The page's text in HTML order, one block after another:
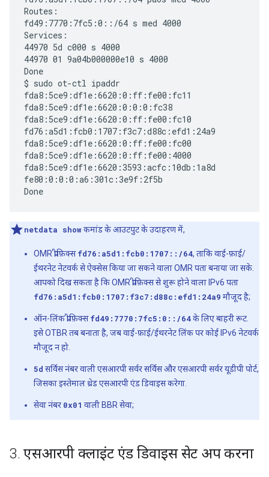
Routes:
fd49:7770:7fc5:0::/64 s med 4000
Services:
44970 5d c000 s 4000
44970 01 9a04b000000e10 s 4000
Done
$ sudo ot-ctl ipaddr
fda8:5ce9:df1e:6620:0:ff:fe00:fc11
fda8:5ce9:df1e:6620:0:0:0:fc38
fda8:5ce9:df1e:6620:0:ff:fe00:fc10
fd76:a5d1:fcb0:1707:f3c7:d88c:efd1:24a9
fda8:5ce9:df1e:6620:0:ff:fe00:fc00
fda8:5ce9:df1e:6620:0:ff:fe00:4000
fda8:5ce9:df1e:6620:3593:acfc:10db:1a8d
fe80:0:0:0:a6:301c:3e9f:2f5b
netdata showकमांड के आउटपुट के उदाहरण में,
OMR प्रीफ़िक्सfd76:a5d1:fcb0:1707::/64, ताकि वाई-फ़ाई/
ईथरनेट नेटवर्क से ऐक्सेस किया जा सकने वाला OMR पता बनाया जा सके.
आपको दिख सकता है कि OMR प्रीफ़िक्स से शुरू होने वाला IPv6 पता
fd76:a5d1:fcb0:1707:f3c7:d88c:efd1:24a9 मौजूद है;
ऑन-लिंक प्रीफ़िक्सfd49:7770:7fc5:0::/64के लिए बाहरी रूट.
इसे OTBR तब बनाता है, जब वाई-फ़ाई/ईथरनेट लिंक पर कोई IPv6 नेटवर्क
मौजूद न हो.
5d सर्विस नंबर वाली एसआरपी सर्वर सर्विस और एसआरपी सर्वर यूडीपी पोर्ट,
जिसका इस्तेमाल थ्रेड एसआरपी एंड डिवाइस करेगा.
सेवा नंबर 0x01 वाली BBR सेवा;
3. एसआरपी क्लाइंट एंड डिवाइस सेट अप करना